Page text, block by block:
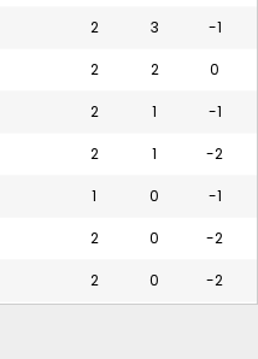
2 3 -1
2 2 0
2 1 -1
2 1 -2
1 0 -1
2 0 -2
2 0 -2